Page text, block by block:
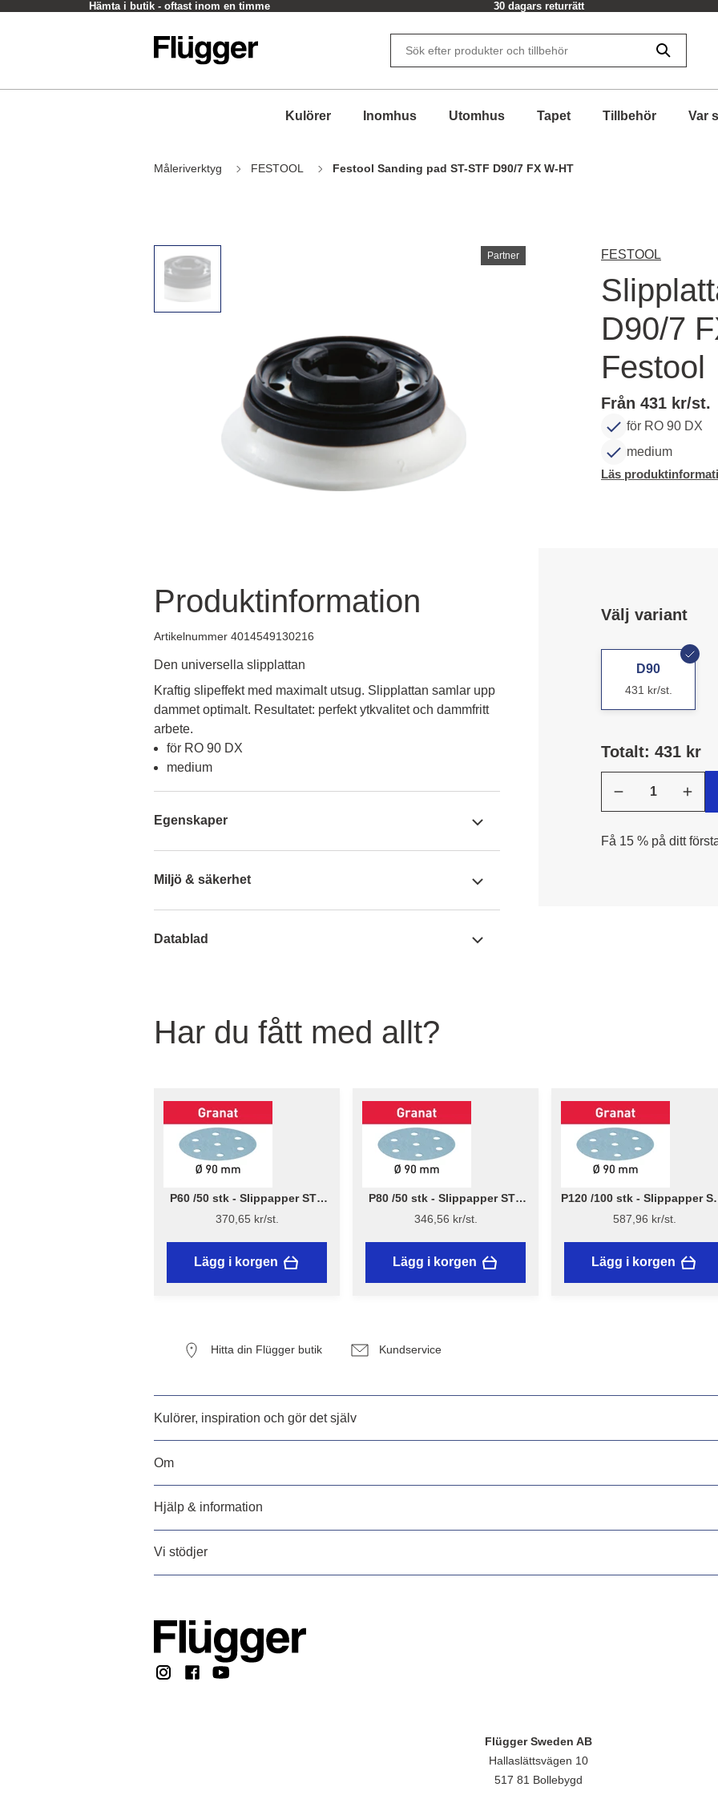
Hämta i butik - oftast inom en timme 30 dagars returrätt
Kulörer Inomhus Utomhus Tapet Tillbehör Var
Måleriverktyg FESTOOL Festool Sanding pad ST-STF D90/7 FX W-HT
Partner
Produktinformation
Artikelnummer 4014549130216
Den universella slipplattan
Kraftig slipeffekt med maximalt utsug. Slipplattan samlar upp
dammet optimalt. Resultatet: perfekt ytkvalitet och dammfritt
arbete.
för RO 90 DX
medium
Egenskaper
Miljö & säkerhet
Datablad
FESTOOL
D90/7
Festool
Från 431 kr/st.
för RO 90 DX
medium
Läs
Välj variant
D90
431 kr/st.
Totalt: 431 kr
Få 15 % på ditt
Har du fått med allt?
P60 /50 stk - Slippapper STF
D90/6 Granat - Festool
370,65 kr/st.
Lägg i korgen
P80 /50 stk - Slippapper STF
D90/6 Granat - Festool
346,56 kr/st.
Lägg i korgen
P120 /100 stk - Slippapper
D90/6 Granat - Festool
587,96 kr/st.
Lägg i korgen
Hitta din Flügger butik Kundservice
Kulörer, inspiration och gör det själv
Om
Hjälp & information
Vi stödjer
Flügger Sweden AB
Hallaslättsvägen 10
517 81 Bollebygd